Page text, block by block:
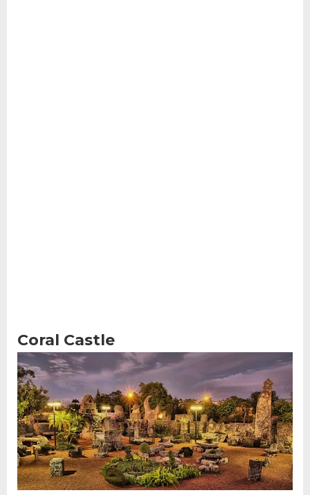
Coral Castle